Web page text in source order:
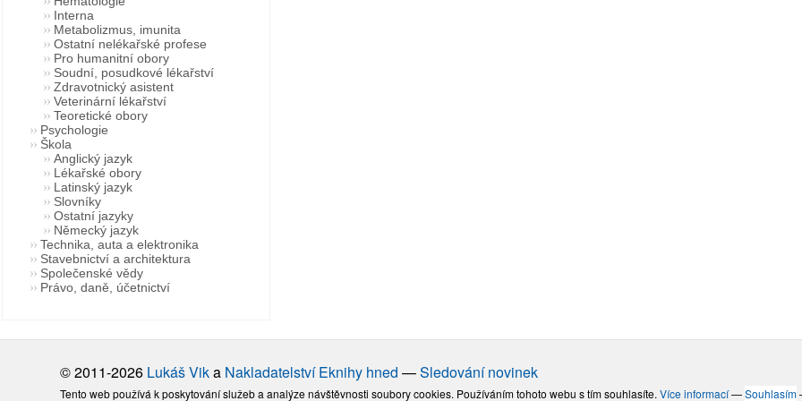
Interna
Metabolizmus, imunita
Ostatní nelékařské profese
Pro humanitní obory
Soudní, posudkové lékařství
Zdravotnický asistent
Veterinární lékařství
Teoretické obory
Psychologie
Škola
Anglický jazyk
Lékařské obory
Latinský jazyk
Slovníky
Ostatní jazyky
Německý jazyk
Technika, auta a elektronika
Stavebnictví a architektura
Společenské vědy
Právo, daně, účetnictví
© 2011-2026 Lukáš Vika Nakladatelství Eknihy hned —Sledování novinek
Tento web používá k poskytování služeb a analýze návštěvnosti soubory cookies. Používáním tohoto webu s tím souhlasíte.Více informací—Souhlasím